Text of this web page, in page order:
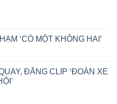
‘CÓ MỘT KHÔNG HAI’
ĐĂNG CLIP ‘ĐOÀN XE